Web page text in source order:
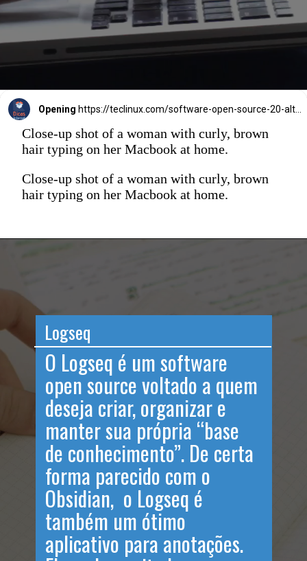
Opening https://teclinux.com/software-open-source-20-alternativas-gratuitas-e-essenciais-para-windows-linux-e-mac/
Close-up shot of a woman with curly, brown
hair typing on her Macbook at home.
Close-up shot of a woman with curly, brown
hair typing on her Macbook at home.
Logseq
O Logseq é um software
open source voltado a quem
deseja criar, organizar e
manter sua própria “base
de conhecimento”. De certa
forma parecido com o
Obsidian, o Logseq é
também um ótimo
aplicativo para anotações.